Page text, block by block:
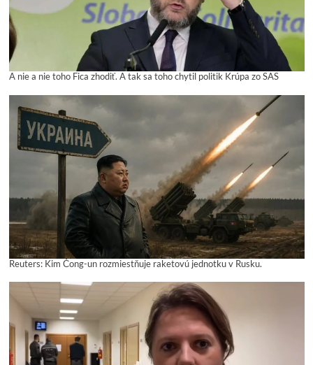
A nie a nie toho Fica zhodiť. A tak sa toho chytil politik Krúpa zo SAS
Reuters: Kim Čong-un rozmiestňuje raketovú jednotku v Rusku.